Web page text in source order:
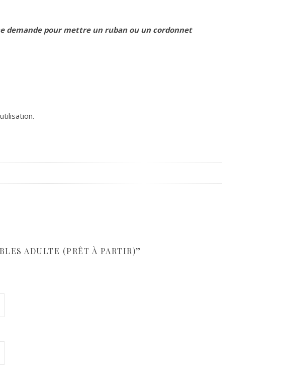
demande pour mettre un ruban ou un cordonnet
ADULTE (PRÊT À PARTIR)”